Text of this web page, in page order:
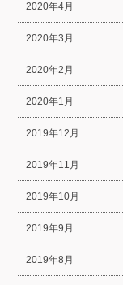
2020年4月
2020年3月
2020年2月
2020年1月
2019年12月
2019年11月
2019年10月
2019年9月
2019年8月